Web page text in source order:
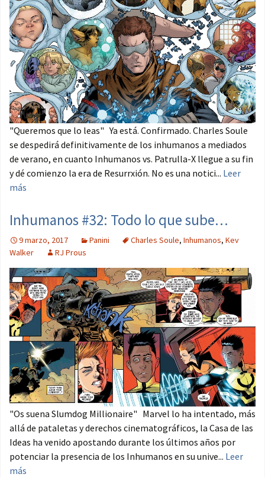
"Queremos que lo leas" Ya está. Confirmado. Charles Soule
se despedirá definitivamente de los inhumanos a mediados
de verano, en cuanto Inhumanos vs. Patrulla-X llegue a su fin
y dé comienzo la era de Resurrxión. No es una notici... Leer
más
Inhumanos #32: Todo lo que sube…
9 marzo, 2017 Panini Charles Soule, Inhumanos, Kev
Walker
RJ Prous
"Os suena Slumdog Millionaire" Marvel lo ha intentado, más
allá de pataletas y derechos cinematográficos, la Casa de las
Ideas ha venido apostando durante los últimos años por
potenciar la presencia de los Inhumanos en su unive... Leer
más